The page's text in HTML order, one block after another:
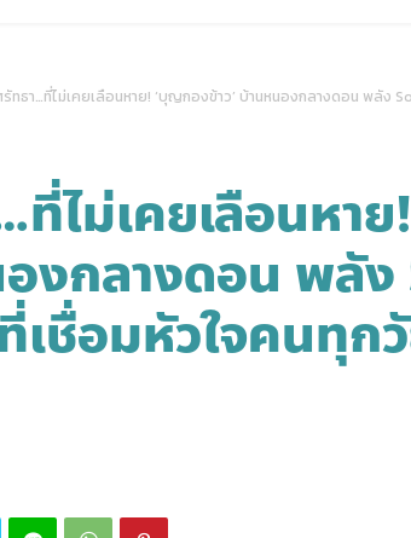
ทธา…ที่ไม่เคยเลือนหาย! ‘บุญกองข้าว’ บ้านหนองกลางดอน พลัง
ไม่เคยเลือนหา
องกลางดอน พลั
เชื่อมหัวใจคนทุก